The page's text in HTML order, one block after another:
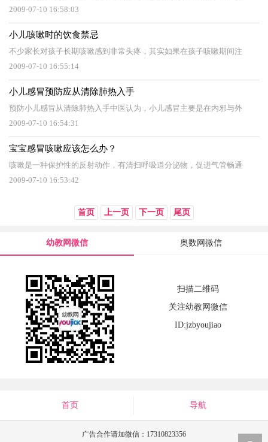
2009-07-10 16:58:03
小儿咳嗽时的饮食禁忌
不少家长对孩子长期咳嗽感到非常头疼，其实如果在孩子咳嗽期间注
2009-07-10 16:55:14
小儿感冒预防应从清除肺热入手
预防小儿感冒从清除肺热入手中医认为，小儿感冒主要是在内邪与外
2009-07-10 16:54:31
宝宝感冒咳嗽应该怎么办？
咳嗽是一种保护性的反射动作，有清扫呼吸道分泌物，促进气管畅通
2009-07-10 16:53:42
首页 上一页 下一页 尾页
幼教网微信 奥数网微信
扫描二维码
关注幼教网微信
ID:jzbyoujiao
首页 导航
广告合作请加微信：17310823356